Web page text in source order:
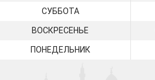
СУББОТА
ВОСКРЕСЕНЬЕ
ПОНЕДЕЛЬНИК